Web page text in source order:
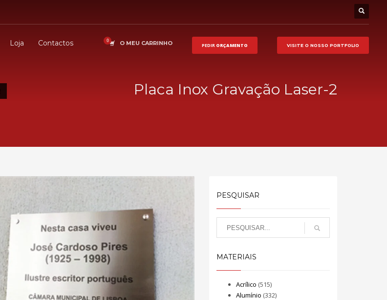
Loja Contactos O MEU CARRINHO PEDIR ORÇAMENTO VISITE O NOSSO PORTFOLIO
Placa Inox Gravação Laser-2
PESQUISAR
MATERIAIS
Acrílico (515)
Alumínio (332)